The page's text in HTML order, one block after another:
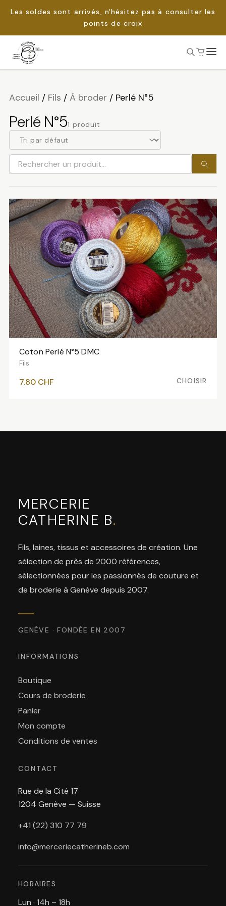
Les soldes sont arrivés, n'hésitez pas à consulter les
points de croix
Passer
Accueil / Fils / À broder / Perlé N°5
Perlé N°51 produit
Rechercher
un
produit
VOIR LES VARIANTES
Coton Perlé N°5 DMC
Fils
7.80 CHF CHOISIR
MERCERIE
CATHERINE B.
Fils, laines, tissus et accessoires de création. Une
sélection de près de 2000 références,
sélectionnées pour les passionnés de couture et
de broderie à Genève depuis 2007.
GENÈVE · FONDÉE EN 2007
INFORMATIONS
Boutique
Cours de broderie
Panier
Mon compte
Conditions de ventes
CONTACT
Rue de la Cité 17
1204 Genève — Suisse
+41 (22) 310 77 79
info@merceriecatherineb.com
HORAIRES
Lun · 14h – 18h